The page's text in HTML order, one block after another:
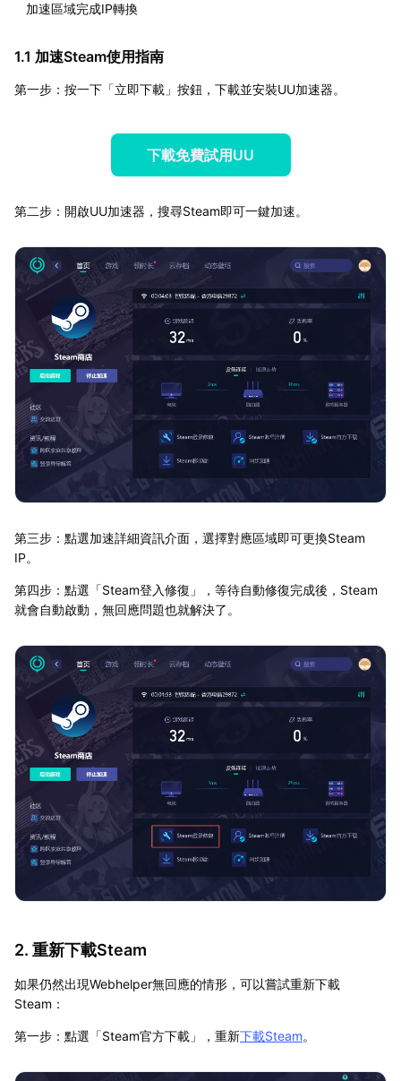
加速區域完成IP轉換
1.1 加速Steam使用指南
第一步：按一下「立即下載」按鈕，下載並安裝UU加速器。
下載免費試用UU
第二步：開啟UU加速器，搜尋Steam即可一鍵加速。
第三步：點選加速詳細資訊介面，選擇對應區域即可更換Steam
IP。
第四步：點選「Steam登入修復」，等待自動修復完成後，Steam
就會自動啟動，無回應問題也就解決了。
2. 重新下載Steam
如果仍然出現Webhelper無回應的情形，可以嘗試重新下載
Steam：
第一步：點選「Steam官方下載」，重新下載Steam。